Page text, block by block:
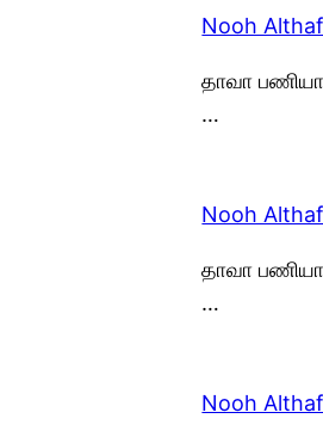
Nooh
தாவா
…
Nooh
தாவா
…
Nooh